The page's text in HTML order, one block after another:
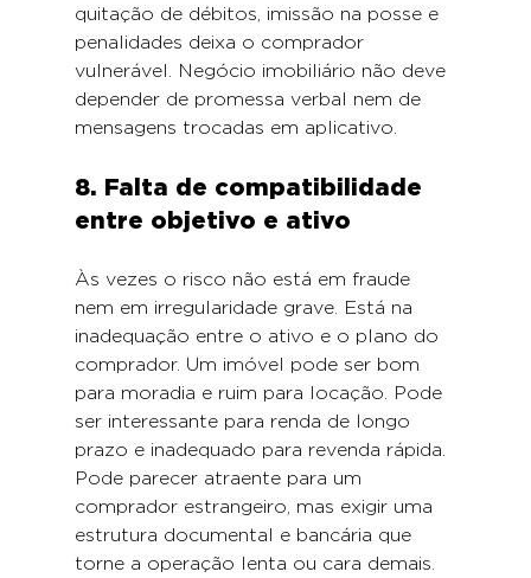
quitação de débitos, imissão na posse e
penalidades deixa o comprador
vulnerável. Negócio imobiliário não deve
depender de promessa verbal nem de
mensagens trocadas em aplicativo.
8. Falta de compatibilidade
entre objetivo e ativo
Às vezes o risco não está em fraude
nem em irregularidade grave. Está na
inadequação entre o ativo e o plano do
comprador. Um imóvel pode ser bom
para moradia e ruim para locação. Pode
ser interessante para renda de longo
prazo e inadequado para revenda rápida.
Pode parecer atraente para um
comprador estrangeiro, mas exigir uma
estrutura documental e bancária que
torne a operação lenta ou cara demais.